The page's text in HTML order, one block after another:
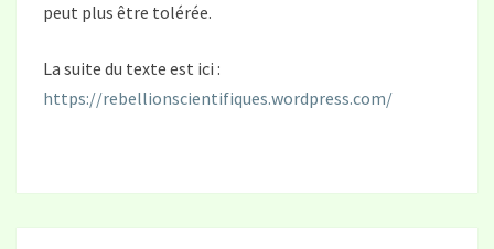
peut plus être tolérée.
La suite du texte est ici :
https://rebellionscientifiques.wordpress.com/